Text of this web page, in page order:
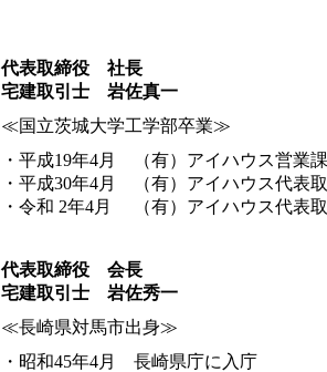
代表取締役 社長
宅建取引士 岩佐真一
≪国立茨城大学工学部卒業≫
・平成19年4月 （有）アイハウス営業
・平成30年4月 （有）アイハウス代表
・令和 2年4月 （有）アイハウス代表
代表取締役 会長
宅建取引士 岩佐秀一
≪長崎県対馬市出身≫
・昭和45年4月 長崎県庁に入庁